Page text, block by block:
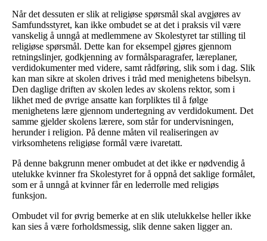
Når det dessuten er slik at religiøse spørsmål skal avgjøres av
Samfundsstyret, kan ikke ombudet se at det i praksis vil være
vanskelig å unngå at medlemmene av Skolestyret tar stilling til
religiøse spørsmål. Dette kan for eksempel gjøres gjennom
retningslinjer, godkjenning av formålsparagrafer, læreplaner,
verdidokumenter med videre, samt rådføring, slik som i dag. Slik
kan man sikre at skolen drives i tråd med menighetens bibelsyn.
Den daglige driften av skolen ledes av skolens rektor, som i
likhet med de øvrige ansatte kan forpliktes til å følge
menighetens lære gjennom undertegning av verdidokument. Det
samme gjelder skolens lærere, som står for undervisningen,
herunder i religion. På denne måten vil realiseringen av
virksomhetens religiøse formål være ivaretatt.
På denne bakgrunn mener ombudet at det ikke er nødvendig å
utelukke kvinner fra Skolestyret for å oppnå det saklige formålet,
som er å unngå at kvinner får en lederrolle med religiøs
funksjon.
Ombudet vil for øvrig bemerke at en slik utelukkelse heller ikke
kan sies å være forholdsmessig, slik denne saken ligger an.